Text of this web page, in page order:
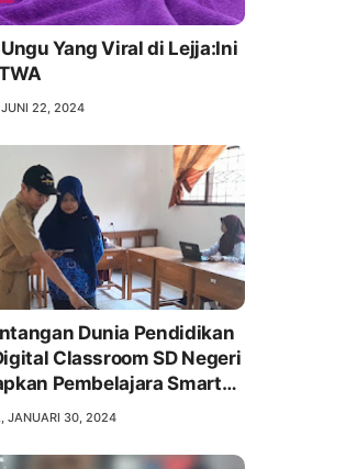
Yang Viral di Lejja:Ini
JUNI 22, 2024
Dunia Pendidikan
Classroom SD Negeri
Pembelajara Smart
JANUARI 30, 2024